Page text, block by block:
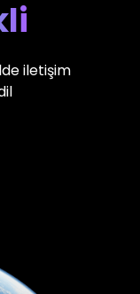
iletişim